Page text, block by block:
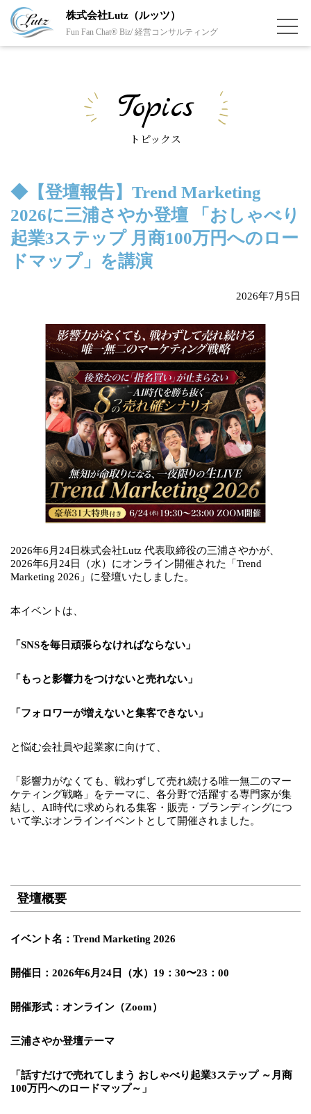
株式会社Lutz（ルッツ）
Fun Fan Chat® Biz/ 経営コンサルティング
Topics
トピックス
◆【登壇報告】Trend Marketing
2026に三浦さやか登壇 「おしゃべり
起業3ステップ 月商100万円へのロー
ドマップ」を講演
2026年7月5日
2026年6月24日株式会社Lutz 代表取締役の三浦さやかが、
2026年6月24日（水）にオンライン開催された「Trend
Marketing 2026」に登壇いたしました。
本イベントは、
「SNSを毎日頑張らなければならない」
「もっと影響力をつけないと売れない」
「フォロワーが増えないと集客できない」
と悩む会社員や起業家に向けて、
「影響力がなくても、戦わずして売れ続ける唯一無二のマー
ケティング戦略」をテーマに、各分野で活躍する専門家が集
結し、AI時代に求められる集客・販売・ブランディングにつ
いて学ぶオンラインイベントとして開催されました。
登壇概要
イベント名：Trend Marketing 2026
開催日：2026年6月24日（水）19：30〜23：00
開催形式：オンライン（Zoom）
三浦さやか登壇テーマ
「話すだけで売れてしまう おしゃべり起業3ステップ ～月商
100万円へのロードマップ～」